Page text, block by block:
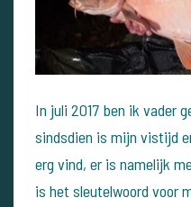
In juli 2017 ben ik vader
sindsdien is mijn vistijd
erg vind, er is namelijk
is het sleutelwoord voor